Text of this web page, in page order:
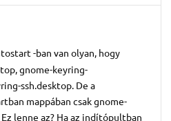
-ban van olyan, hogy
gnome-keyring-
ssh.desktop. De a
mappában csak gnome-
lenne az? Ha az indítópultban